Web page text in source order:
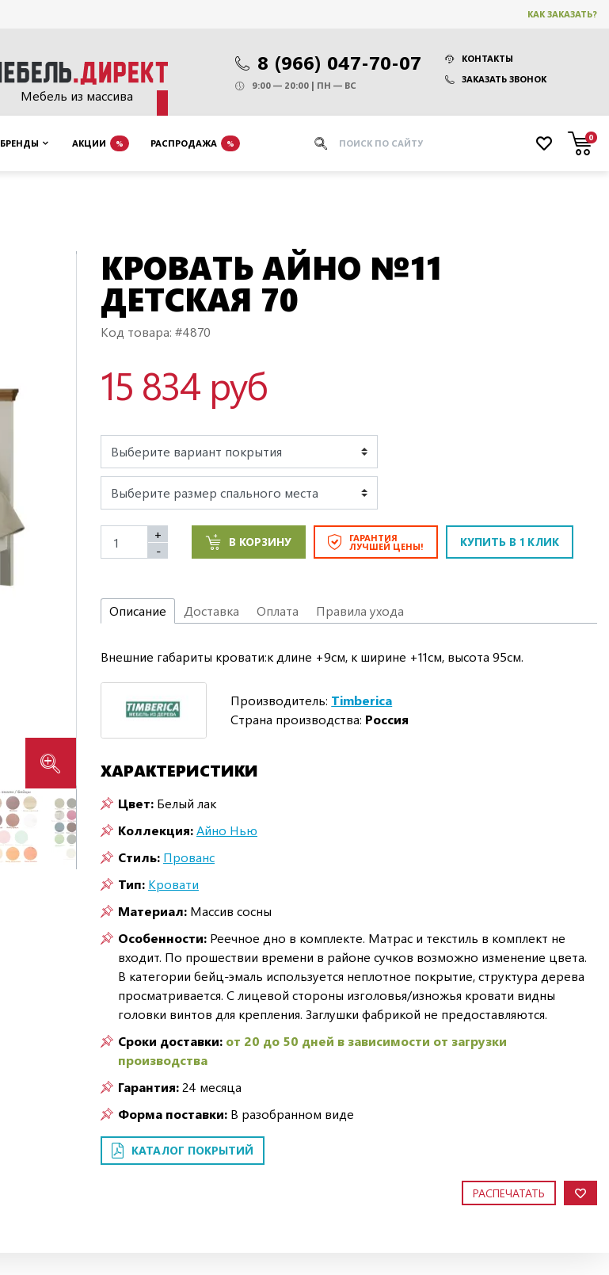
КАК ЗАКАЗАТЬ?
Мебель из массива
8 (966) 047-70-07
КОНТАКТЫ
ЗАКАЗАТЬ ЗВОНОК
9:00 — 20:00 | ПН — ВС
БРЕНДЫ АКЦИИ % РАСПРОДАЖА %
0
КРОВАТЬ АЙНО №11
ДЕТСКАЯ 70
Код товара: #4870
15 834 руб
+
-
В КОРЗИНУ ГАРАНТИЯ
ЛУЧШЕЙ ЦЕНЫ! КУПИТЬ В 1 КЛИК
Описание Доставка Оплата Правила ухода
Внешние габариты кровати:к длине +9см, к ширине +11см, высота 95см.
Производитель: Timberica
Страна производства: Россия
ХАРАКТЕРИСТИКИ
Цвет: Белый лак
Коллекция:Айно Нью
Стиль: Прованс
Тип: Кровати
Материал: Массив сосны
Особенности: Реечное дно в комплекте. Матрас и текстиль в комплект не
входит. По прошествии времени в районе сучков возможно изменение цвета.
В категории бейц-эмаль используется неплотное покрытие, структура дерева
просматривается. С лицевой стороны изголовья/изножья кровати видны
головки винтов для крепления. Заглушки фабрикой не предоставляются.
Сроки доставки: от 20 до 50 дней в зависимости от загрузки
производства
Гарантия:24 месяца
Форма поставки: В разобранном виде
КАТАЛОГ ПОКРЫТИЙ
РАСПЕЧАТАТЬ